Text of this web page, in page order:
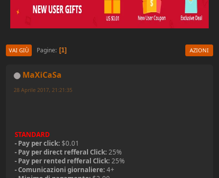
VAI GIÙ Pagine 1 AZIONI
MaXiCaSa
28 Aprile 2017, 21:21:35
STANDARD
- Pay per click: $0.01
- Pay per direct refferal Click: 25%
- Pay per rented refferal Click: 25%
- Comunicazioni giornaliere: 4+